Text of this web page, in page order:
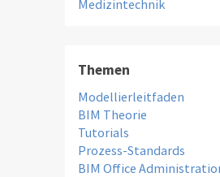
Medizintechnik
Themen
Modellierleitfaden
BIM Theorie
Tutorials
Prozess-Standards
BIM Office